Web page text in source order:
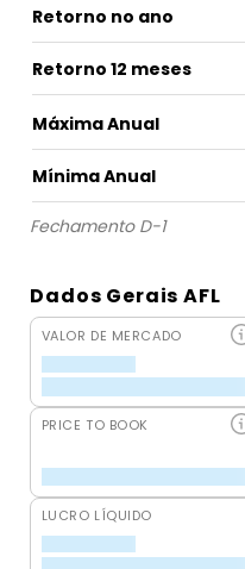
Retorno no ano
Retorno 12 meses
Máxima Anual
Mínima Anual
Fechamento D-1
Dados Gerais AFL
VALOR DE MERCADO
PRICE TO BOOK
LUCRO LÍQUIDO